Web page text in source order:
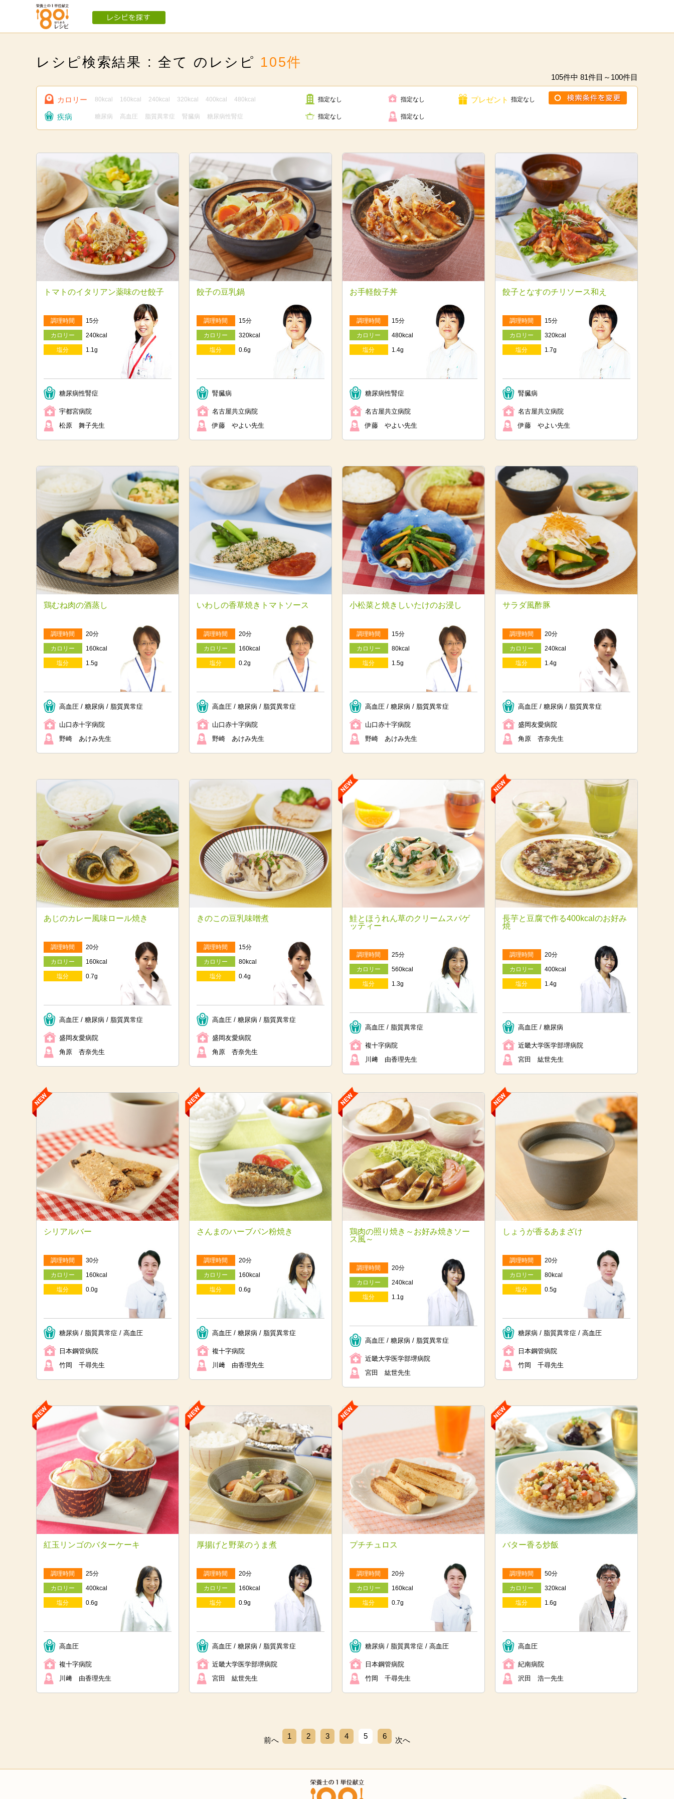
レシピ検索結果 : 全て のレシピ 105件
105件中 81件目～100件目
カロリー 80kcal 160kcal 240kcal 320kcal 400kcal 480kcal 指定なし 指定なし プレゼント 指定なし
疾病 糖尿病 高血圧 脂質異常症 腎臓病 糖尿病性腎症 指定なし 指定なし
トマトのイタリアン薬味のせ餃子
調理時間 15分
カロリー 240kcal
塩分 1.1g
糖尿病性腎症
宇都宮病院
松原 舞子先生
餃子の豆乳鍋
調理時間 15分
カロリー 320kcal
塩分 0.6g
腎臓病
名古屋共立病院
伊藤 やよい先生
お手軽餃子丼
調理時間 15分
カロリー 480kcal
塩分 1.4g
糖尿病性腎症
名古屋共立病院
伊藤 やよい先生
餃子となすのチリソース和え
調理時間 15分
カロリー 320kcal
塩分 1.7g
腎臓病
名古屋共立病院
伊藤 やよい先生
鶏むね肉の酒蒸し
調理時間 20分
カロリー 160kcal
塩分 1.5g
高血圧 / 糖尿病 / 脂質異常症
山口赤十字病院
野崎 あけみ先生
いわしの香草焼きトマトソース
調理時間 20分
カロリー 160kcal
塩分 0.2g
高血圧 / 糖尿病 / 脂質異常症
山口赤十字病院
野崎 あけみ先生
小松菜と焼きしいたけのお浸し
調理時間 15分
カロリー 80kcal
塩分 1.5g
高血圧 / 糖尿病 / 脂質異常症
山口赤十字病院
野崎 あけみ先生
サラダ風酢豚
調理時間 20分
カロリー 240kcal
塩分 1.4g
高血圧 / 糖尿病 / 脂質異常症
盛岡友愛病院
角原 杏奈先生
あじのカレー風味ロール焼き
調理時間 20分
カロリー 160kcal
塩分 0.7g
高血圧 / 糖尿病 / 脂質異常症
盛岡友愛病院
角原 杏奈先生
きのこの豆乳味噌煮
調理時間 15分
カロリー 80kcal
塩分 0.4g
高血圧 / 糖尿病 / 脂質異常症
盛岡友愛病院
角原 杏奈先生
鮭とほうれん草のクリームスパゲ
ッティー
調理時間 25分
カロリー 560kcal
塩分 1.3g
高血圧 / 脂質異常症
複十字病院
川﨑 由香理先生
長芋と豆腐で作る400kcalのお好み
焼
調理時間 20分
カロリー 400kcal
塩分 1.4g
高血圧 / 糖尿病
近畿大学医学部堺病院
宮田 紘世先生
シリアルバー
調理時間 30分
カロリー 160kcal
塩分 0.0g
糖尿病 / 脂質異常症 / 高血圧
日本鋼管病院
竹岡 千尋先生
さんまのハーブパン粉焼き
調理時間 20分
カロリー 160kcal
塩分 0.6g
高血圧 / 糖尿病 / 脂質異常症
複十字病院
川﨑 由香理先生
鶏肉の照り焼き～お好み焼きソー
ス風～
調理時間 20分
カロリー 240kcal
塩分 1.1g
高血圧 / 糖尿病 / 脂質異常症
近畿大学医学部堺病院
宮田 紘世先生
しょうが香るあまざけ
調理時間 20分
カロリー 80kcal
塩分 0.5g
糖尿病 / 脂質異常症 / 高血圧
日本鋼管病院
竹岡 千尋先生
紅玉リンゴのバターケーキ
調理時間 25分
カロリー 400kcal
塩分 0.6g
高血圧
複十字病院
川﨑 由香理先生
厚揚げと野菜のうま煮
調理時間 20分
カロリー 160kcal
塩分 0.9g
高血圧 / 糖尿病 / 脂質異常症
近畿大学医学部堺病院
宮田 紘世先生
プチチュロス
調理時間 20分
カロリー 160kcal
塩分 0.7g
糖尿病 / 脂質異常症 / 高血圧
日本鋼管病院
竹岡 千尋先生
バター香る炒飯
調理時間 50分
カロリー 320kcal
塩分 1.6g
高血圧
紀南病院
沢田 浩一先生
前へ 1 2 3 4 5 6 次へ